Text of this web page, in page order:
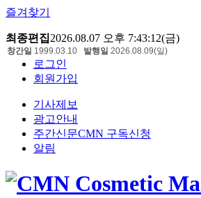
즐겨찾기
최종편집2026.08.07 오후 7:43:12(금)
로그인
회원가입
기사제보
광고안내
주간신문CMN 구독신청
알림
창간일 1999.03.10 발행일 2026.08.09(일)